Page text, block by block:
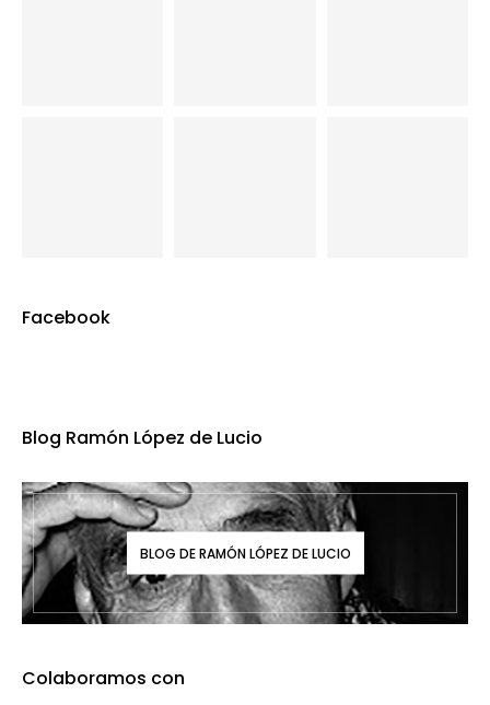
Facebook
Blog Ramón López de Lucio
BLOG DE RAMÓN LÓPEZ DE LUCIO
Colaboramos con